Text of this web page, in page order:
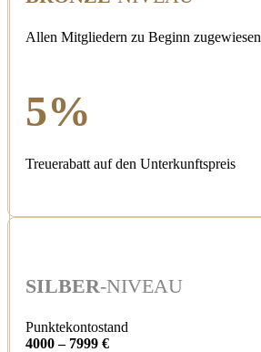
Allen Mitgliedern zu Beginn zugewiesen
5%
Treuerabatt auf den Unterkunftspreis
SILBER-NIVEAU
Punktekontostand
4000 – 7999 €